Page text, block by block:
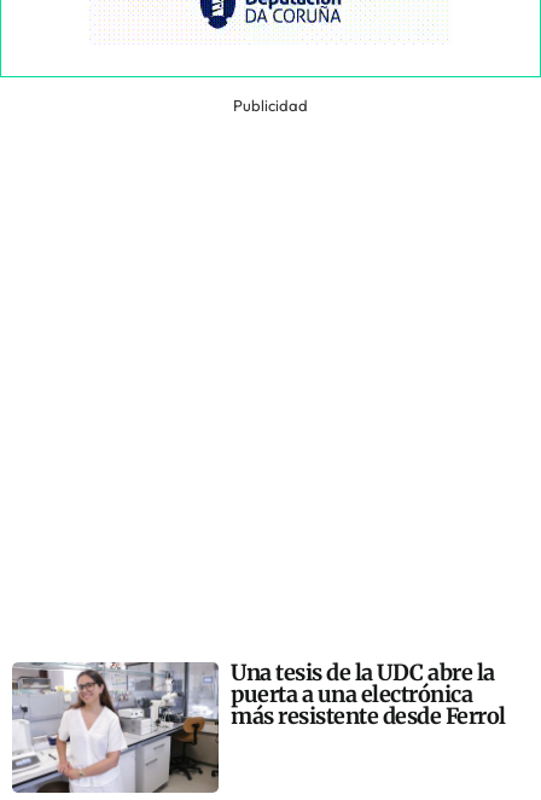
Publicidad
Una tesis de la UDC abre la
puerta a una electrónica
más resistente desde Ferrol